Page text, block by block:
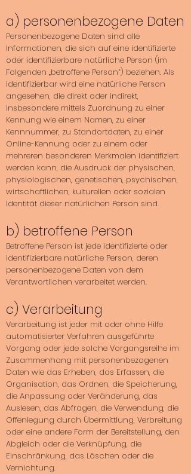
a) personenbezogene Daten
Personenbezogene Daten sind alle
Informationen, die sich auf eine identifizierte
oder identifizierbare natürliche Person (im
Folgenden „betroffene Person“) beziehen. Als
identifizierbar wird eine natürliche Person
angesehen, die direkt oder indirekt,
insbesondere mittels Zuordnung zu einer
Kennung wie einem Namen, zu einer
Kennnummer, zu Standortdaten, zu einer
Online-Kennung oder zu einem oder
mehreren besonderen Merkmalen identifiziert
werden kann, die Ausdruck der physischen,
physiologischen, genetischen, psychischen,
wirtschaftlichen, kulturellen oder sozialen
Identität dieser natürlichen Person sind.
b) betroffene Person
Betroffene Person ist jede identifizierte oder
identifizierbare natürliche Person, deren
personenbezogene Daten von dem
Verantwortlichen verarbeitet werden.
c) Verarbeitung
Verarbeitung ist jeder mit oder ohne Hilfe
automatisierter Verfahren ausgeführte
Vorgang oder jede solche Vorgangsreihe im
Zusammenhang mit personenbezogenen
Daten wie das Erheben, das Erfassen, die
Organisation, das Ordnen, die Speicherung,
die Anpassung oder Veränderung, das
Auslesen, das Abfragen, die Verwendung, die
Offenlegung durch Übermittlung, Verbreitung
oder eine andere Form der Bereitstellung, den
Abgleich oder die Verknüpfung, die
Einschränkung, das Löschen oder die
Vernichtung.